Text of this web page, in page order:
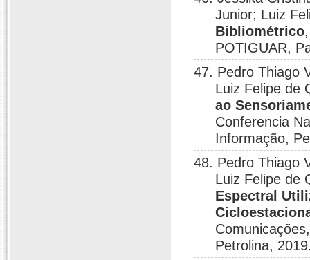
Junior; Luiz
Bibliométrico
POTIGUAR,
47. Pedro Thiago
Luiz Felipe de
ao
Conferencia
Informação,
48. Pedro Thiago
Luiz Felipe de
Espectral
Petrolina,